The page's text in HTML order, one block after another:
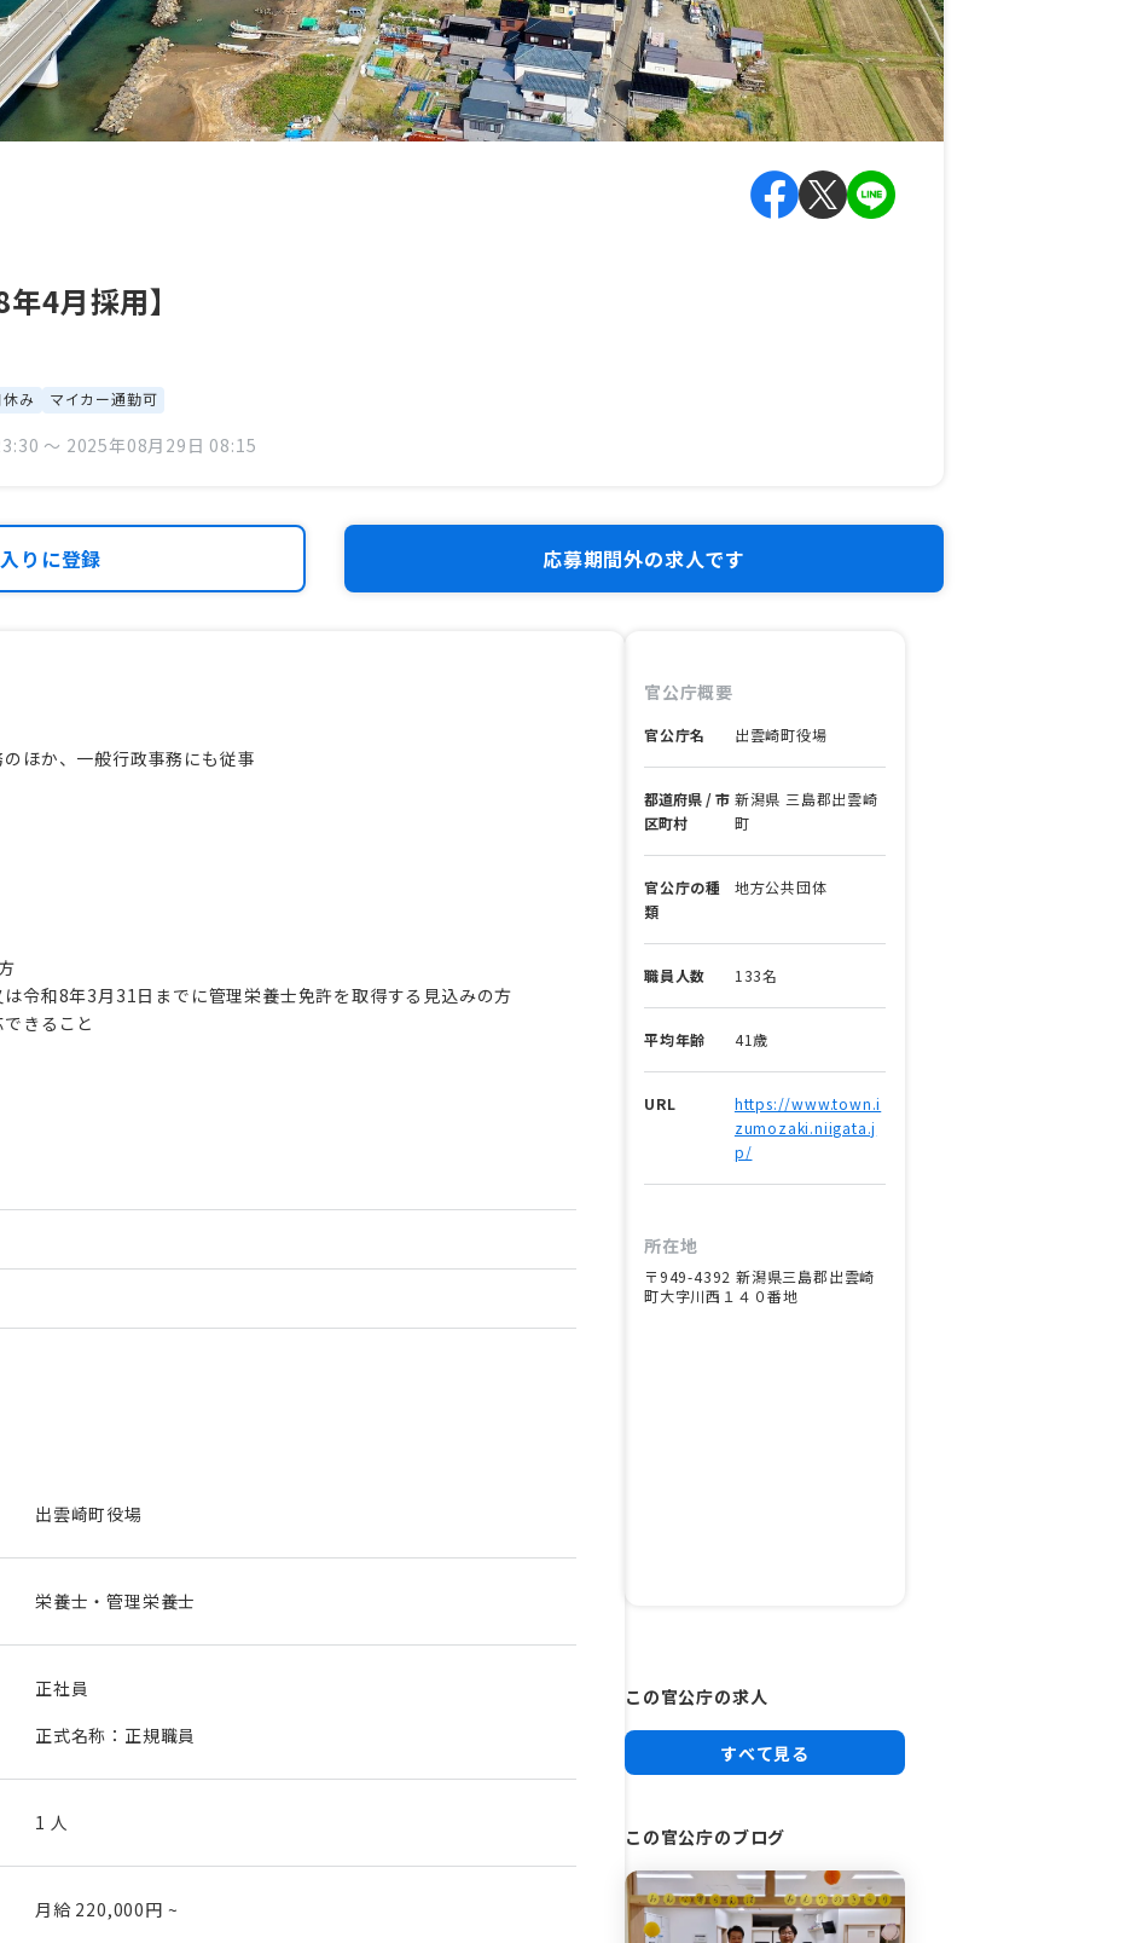
4月採用】
み マイカー通勤可
〜 2025年08月29日 08:15
応募期間外の求人です
りに登録
ほか、一般行政事務にも従事
令和8年3月31日までに管理栄養士免許を取得する見込みの方
きること
出雲崎町役場
栄養士・管理栄養士
正社員
正式名称：正規職員
1 人
月給 220,000円 ~
官公庁概要
官公庁名 出雲崎町役場
都道府県 / 市
区町村
新潟県 三島郡出雲崎
町
官公庁の種
類
地方公共団体
職員人数 133名
平均年齢 41歳
URL
https://www.town.i
zumozaki.niigata.j
p/
所在地
〒949-4392 新潟県三島郡出雲崎
町大字川西１４０番地
この官公庁の求人
すべて見る
この官公庁のブログ